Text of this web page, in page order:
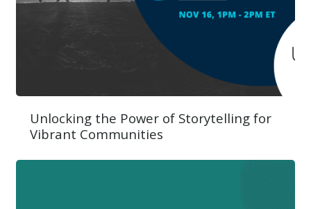
Unlocking the Power of Storytelling for
Vibrant Communities